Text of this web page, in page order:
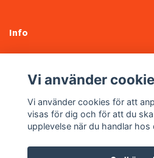
Info
Sociala medier
Vi använder
Vi använder cookies för att
visas för dig och för att du
upplevelse när du handlar hos